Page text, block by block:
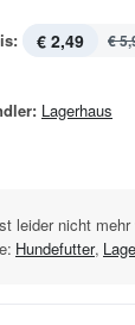
€ 2,49 €
Lagerhaus
leider nicht mehr
Hundefutter,